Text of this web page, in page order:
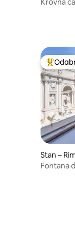
Među
Stan –
Fontana